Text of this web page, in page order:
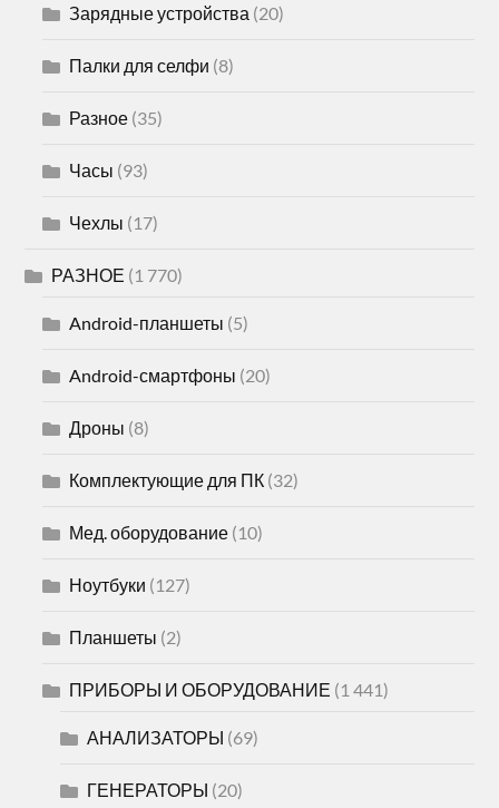
Зарядные устройства (20)
Палки для селфи (8)
Разное (35)
Часы (93)
Чехлы (17)
РАЗНОЕ (1 770)
Android-планшеты (5)
Android-смартфоны (20)
Дроны (8)
Комплектующие для ПК (32)
Мед. оборудование (10)
Ноутбуки (127)
Планшеты (2)
ПРИБОРЫ И ОБОРУДОВАНИЕ (1 441)
АНАЛИЗАТОРЫ (69)
ГЕНЕРАТОРЫ (20)